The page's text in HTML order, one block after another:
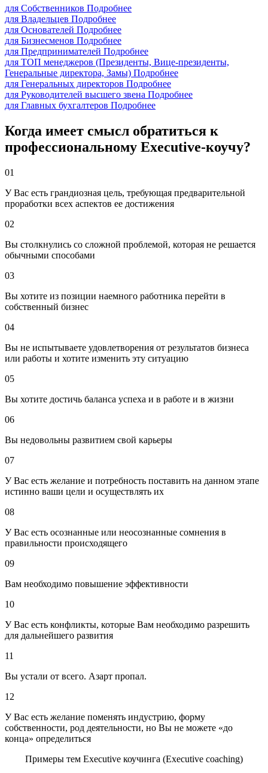
для Собственников Подробнее
для Владельцев Подробнее
для Основателей Подробнее
для Бизнесменов Подробнее
для Предпринимателей Подробнее
для ТОП менеджеров (Президенты, Вице-президенты,
Генеральные директора, Замы) Подробнее
для Генеральных директоров Подробнее
для Руководителей высшего звена Подробнее
для Главных бухгалтеров Подробнее
Когда имеет смысл обратиться к
профессиональному Executive-коучу?
01
У Вас есть грандиозная цель, требующая предварительной
проработки всех аспектов ее достижения
02
Вы столкнулись со сложной проблемой, которая не решается
обычными способами
03
Вы хотите из позиции наемного работника перейти в
собственный бизнес
04
Вы не испытываете удовлетворения от результатов бизнеса
или работы и хотите изменить эту ситуацию
05
Вы хотите достичь баланса успеха и в работе и в жизни
06
Вы недовольны развитием свой карьеры
07
У Вас есть желание и потребность поставить на данном этапе
истинно ваши цели и осуществлять их
08
У Вас есть осознанные или неосознанные сомнения в
правильности происходящего
09
Вам необходимо повышение эффективности
10
У Вас есть конфликты, которые Вам необходимо разрешить
для дальнейшего развития
11
Вы устали от всего. Азарт пропал.
12
У Вас есть желание поменять индустрию, форму
собственности, род деятельности, но Вы не можете «до
конца» определиться
Примеры тем Executive коучинга (Executive coaching)